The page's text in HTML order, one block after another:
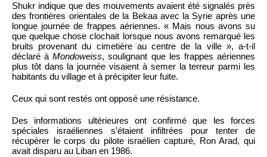
Shukr indique que des mouvements avaient été signalés près
des frontières orientales de la Bekaa avec la Syrie après une
longue journée de frappes aériennes. « Mais nous avons su
que quelque chose clochait lorsque nous avons remarqué les
bruits provenant du cimetière au centre de la ville », a-t-il
déclaré àMondoweiss, soulignant que les frappes aériennes
plus tôt dans la journée visaient à semer la terreur parmi les
habitants du village et à précipiter leur fuite.
Ceux qui sont restés ont opposé une résistance.
Des informations ultérieures ont confirmé que les forces
spéciales israéliennes s’étaient infiltrées pour tenter de
récupérer le corps du pilote israélien capturé, Ron Arad, qui
avait disparu au Liban en 1986.